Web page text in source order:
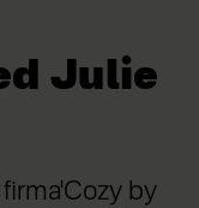
Julie
by